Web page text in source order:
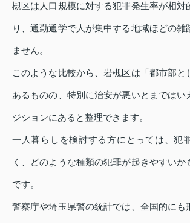
槻区は人口規模に対する犯罪発生率が相対
り、通勤通学で人が集中する地域ほどの雑
ません。
このような比較から、岩槻区は「都市部と
あるものの、特別に治安が悪いとまではい
ジションにあると整理できます。
一人暮らしを検討する方にとっては、犯
く、どのような種類の犯罪が起きやすいか
です。
警察庁や埼玉県警の統計では、全国的にも